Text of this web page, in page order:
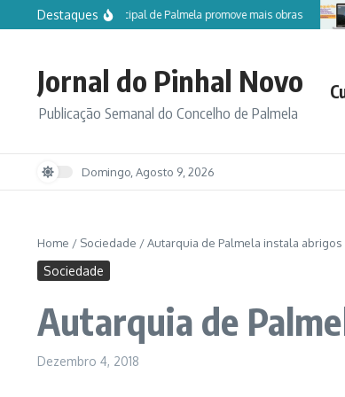
Ir para o conteúdo
Destaques
Câmara Municipal de Palmela promove mais obras
Jornal do Pinhal Novo
Publicação Semanal do Concelho de Palmela
Domingo, Agosto 9, 2026
Home / Sociedade /Autarquia de Palmela instala abrigos
Sociedade
Autarquia de
Dezembro 4, 2018